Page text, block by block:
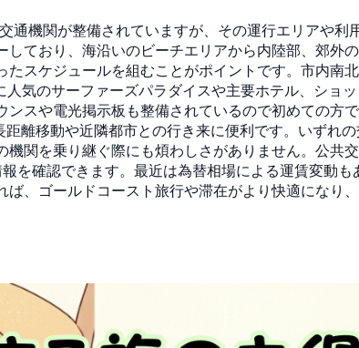
通機関が整備されていますが、その運行エリアや利
ており、海沿いのビーチエリアから内陸部、郊外
スケジュールを組むことがポイントです。市内南
気のサーファーズパラダイスや主要ホテル、ショ
スや電光掲示板も整備されているので初めての方
離移動や近隣都市との行き来に便利です。いずれの
関を乗り継ぐ際にも煩わしさがありません。公共
を確認できます。最近は為替相場による運賃変動も
、ゴールドコースト旅行や滞在がより快適になり